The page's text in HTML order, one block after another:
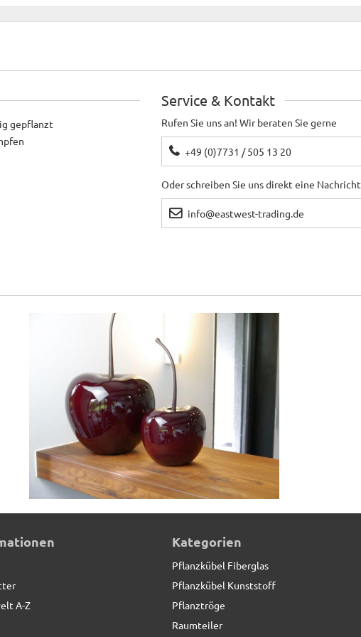
leider waren sie mir alle zu teuer. Hier stimmt das Preisleistungsverhältnis.
jedoch ist viel dunkler als nach der Abbildung auf der Website zu erwarten.
mit hoher Qualität und - bezahlbar!
und ist ein echter Hingucker!
gepflanzt
Service & Kontakt
Rufen Sie uns an! Wir beraten Sie gerne
+49 (0)7731 / 505 13 20
Oder schreiben Sie uns direkt eine Nachricht
info@eastwest-trading.de
A-Z
Kategorien
Pflanzkübel Fiberglas
Pflanzkübel Kunststoff
Pflanztröge
Raumteiler